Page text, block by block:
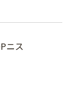
ニス